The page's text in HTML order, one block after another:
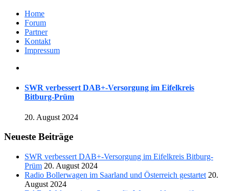
Home
Forum
Partner
Kontakt
Impressum
SWR verbessert DAB+-Versorgung im Eifelkreis
Bitburg-Prüm
20. August 2024
Neueste Beiträge
SWR verbessert DAB+-Versorgung im Eifelkreis Bitburg-
Prüm 20. August 2024
Radio Bollerwagen im Saarland und Österreich gestartet 20.
August 2024